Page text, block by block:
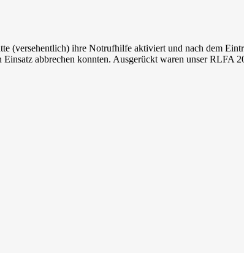
(versehentlich) ihre Notrufhilfe aktiviert und nach dem
abbrechen konnten. Ausgerückt waren unser RLFA